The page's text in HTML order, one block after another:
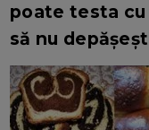
poate testa
să nu